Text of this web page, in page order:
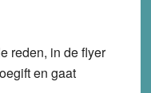
reden, in de flyer
en gaat